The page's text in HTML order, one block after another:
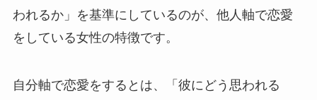
われるか」を基準にしているのが、他人軸で恋愛
をしている女性の特徴です。
自分軸で恋愛をするとは、「彼にどう思われる